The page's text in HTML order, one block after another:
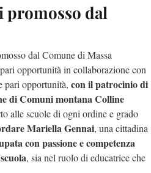
promosso dal
dal Comune di Massa
opportunità in collaborazione con
pari opportunità, con il patrocinio di
di Comuni montana Colline
alle scuole di ogni ordine e grado
Mariella Gennai, una cittadina
con passione e competenza
, sia nel ruolo di educatrice che